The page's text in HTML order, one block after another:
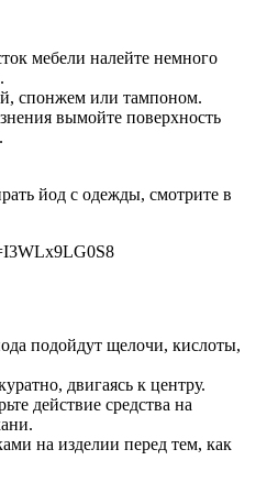
мебели налейте немного
спонжем или тампоном.
вымойте поверхность
йод с одежды, смотрите в
подойдут щелочи, кислоты,
двигаясь к центру.
действие средства на
на изделии перед тем, как